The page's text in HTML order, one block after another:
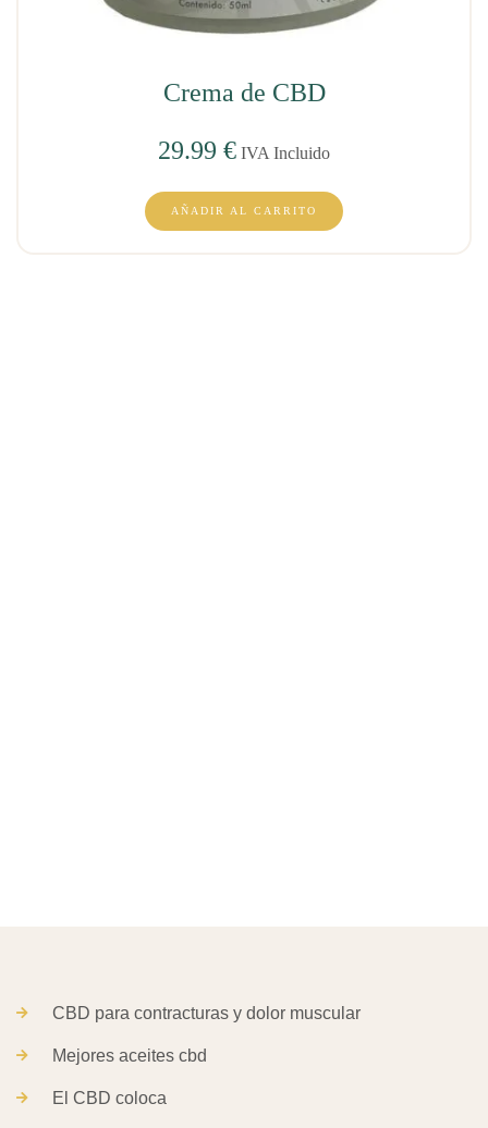
Crema de CBD
29.99 € IVA Incluido
AÑADIR AL CARRITO
CBD para contracturas y dolor muscular
Mejores aceites cbd
El CBD coloca